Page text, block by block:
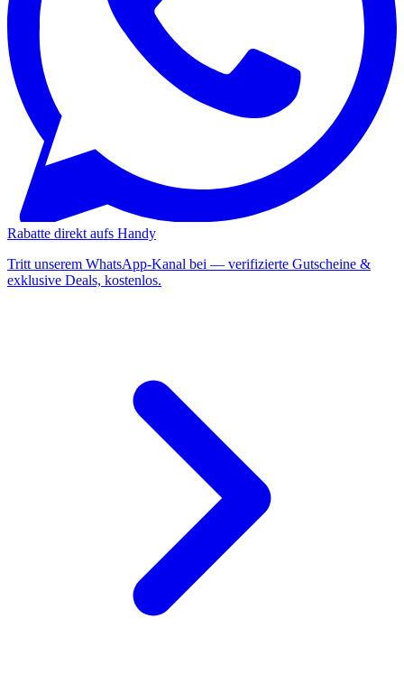
Rabatte direkt aufs Handy
Tritt unserem WhatsApp-Kanal bei — verifizierte Gutscheine &
exklusive Deals, kostenlos.